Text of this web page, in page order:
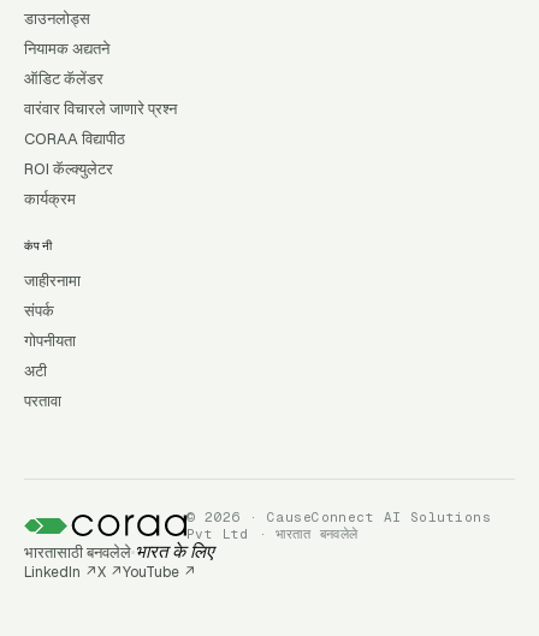
डाउनलोड्स
नियामक अद्यतने
ऑडिट कॅलेंडर
वारंवार विचारले जाणारे प्रश्न
CORAA विद्यापीठ
ROI कॅल्क्युलेटर
कार्यक्रम
कंपनी
जाहीरनामा
संपर्क
गोपनीयता
अटी
परतावा
© 2026 · CauseConnect AI Solutions
Pvt Ltd · भारतात बनवलेले
भारतासाठी बनवलेले भारत के लिए
LinkedIn ↗X ↗YouTube ↗